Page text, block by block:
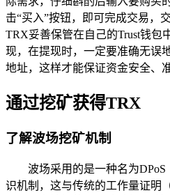
击“买入”按钮，即可完成交易，
TRX妥善保管在自己的Trust钱包
现，在提现时，一定要准确无误
地址，这样才能保证资金安全、
通过挖矿获得TRX
了解波场挖矿机制
波场采用的是一种名为
识机制，这与传统的工作量证明